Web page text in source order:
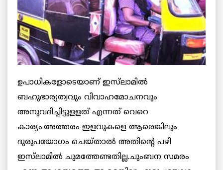
ഉപാധികളോടെയാണ് ഇസ്‌ലാമില്‍
ബഹുഭാര്യത്വവും വിവാഹമോചനവും
അനുവദിച്ചിട്ടുളളത് എന്നത് വെറെ
കാര്യം.അത്തരം ഇളവുകളെ ആരെങ്കിലും
ദുരുപയോഗം ചെയ്താല്‍ അതിന്റെ പഴി
ഇസ്‌ലാമില്‍ ചുമത്തേണ്ടതില്ല.ചുംബന സമരം